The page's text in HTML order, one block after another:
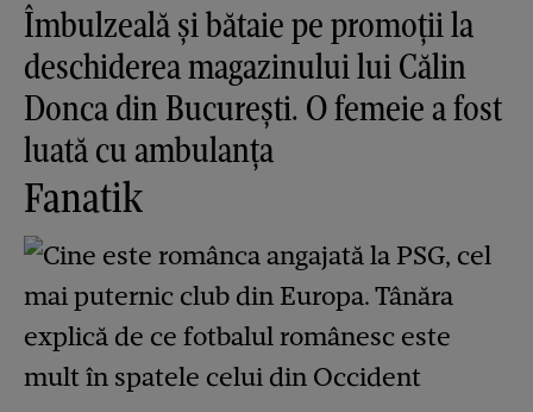
Îmbulzeală și bătaie pe promoții la
deschiderea magazinului lui Călin
Donca din București. O femeie a fost
luată cu ambulanța
Fanatik